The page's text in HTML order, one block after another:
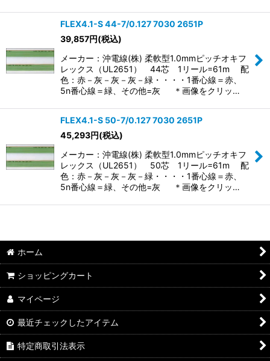
FLEX4.1-S 44-7/0.127 7030 2651P
39,857円(税込)
メーカー：沖電線(株) 柔軟型1.0mmピッチオキフ
レックス（UL2651） 44芯 1リール=61m 配
色：赤－灰－灰－灰－緑・・・・1番心線＝赤、
5n番心線＝緑、その他=灰 ＊画像をクリッ…
FLEX4.1-S 50-7/0.127 7030 2651P
45,293円(税込)
メーカー：沖電線(株) 柔軟型1.0mmピッチオキフ
レックス（UL2651） 50芯 1リール=61m 配
色：赤－灰－灰－灰－緑・・・・1番心線＝赤、
5n番心線＝緑、その他=灰 ＊画像をクリッ…
ホーム
ショッピングカート
マイページ
最近チェックしたアイテム
特定商取引法表示